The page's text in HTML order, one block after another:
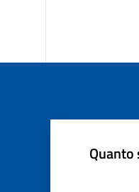
Quanto